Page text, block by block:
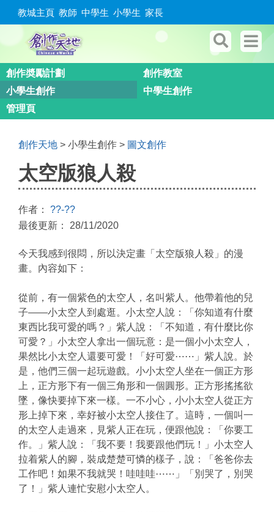
教城主頁 教師 中學生 小學生 家長
創作奬勵計劃
創作教室
小學生創作
中學生創作
管理頁
創作天地 > 小學生創作 > 圖文創作
太空版狼人殺
作者： ??-??
最後更新： 28/11/2020
今天我感到很悶，所以決定畫「太空版狼人殺」的漫
畫。內容如下：
從前，有一個紫色的太空人，名叫紫人。他帶着他的兒
子——小太空人到處逛。小太空人說：「你知道有什麼
東西比我可愛的嗎？ 」紫人說：「不知道，有什麼比你
可愛？」小太空人拿出一個玩意： 是一個小小太空人，
果然比小太空人還要可愛！「好可愛⋯⋯」紫人 說。於
是，他們三個一起玩遊戲。小小太空人坐在一個正方形
上， 正方形下有一個三角形和一個圓形。正方形搖搖欲
墜， 像快要掉下來一樣。一不小心，小小太空人從正方
形上掉下來， 幸好被小太空人接住了。這時，一個叫一
的太空人走過來，見紫人正在玩，便跟他說：「你要工
作。」紫人說：「我不要！ 我要跟他們玩！」小太空人
拉着紫人的腳，裝成楚楚可憐的樣子， 說：「爸爸你去
工作吧！如果不我就哭！哇哇哇⋯⋯」「別哭了， 別哭
了！」紫人連忙安慰小太空人。